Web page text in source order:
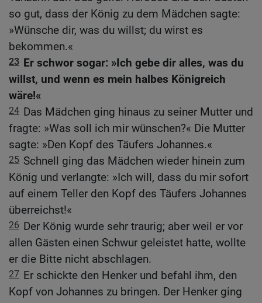
so gut, dass der König zu dem Mädchen sagte:
»Wünsche dir, was du willst; du wirst es
bekommen.«
23 Er schwor sogar: »Ich gebe dir alles, was du
willst, und wenn es mein halbes Königreich
wäre!«
24 Das Mädchen ging hinaus zu seiner Mutter und
fragte: »Was soll ich mir wünschen?« Die Mutter
sagte: »Den Kopf des Täufers Johannes.«
25 Schnell ging das Mädchen wieder hinein zum
König und verlangte: »Ich will, dass du mir sofort
auf einem Teller den Kopf des Täufers Johannes
überreichst!«
26 Der König wurde sehr traurig; aber weil er vor
allen Gästen einen Schwur geleistet hatte, wollte
er die Bitte nicht abschlagen.
27 Er schickte den Henker und befahl ihm, den
Kopf von Johannes zu bringen. Der Henker ging